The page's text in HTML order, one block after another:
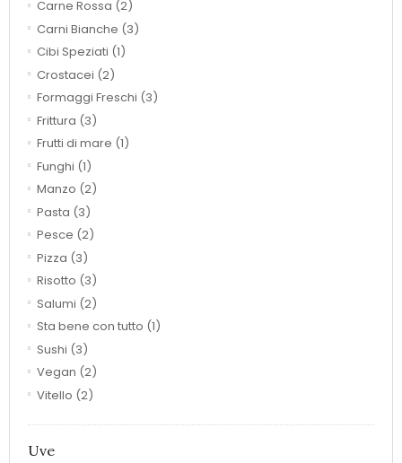
Carne Rossa (2)
Carni Bianche (3)
Cibi Speziati (1)
Crostacei (2)
Formaggi Freschi (3)
Frittura (3)
Frutti di mare (1)
Funghi (1)
Manzo (2)
Pasta (3)
Pesce (2)
Pizza (3)
Risotto (3)
Salumi (2)
Sta bene con tutto (1)
Sushi (3)
Vegan (2)
Vitello (2)
Uve